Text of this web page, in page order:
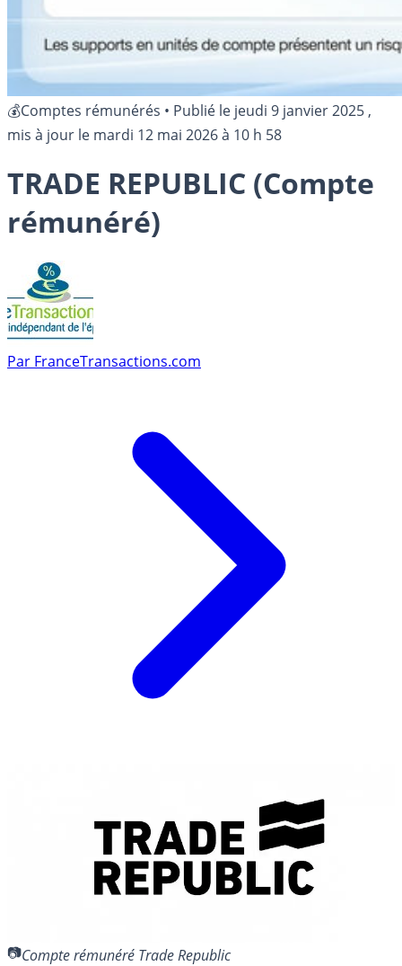
💰Comptes rémunérés • Publié le jeudi 9 janvier 2025 ,
mis à jour le mardi 12 mai 2026 à 10 h 58
TRADE REPUBLIC (Compte
rémunéré)
Par FranceTransactions.com
Compte rémunéré Trade Republic